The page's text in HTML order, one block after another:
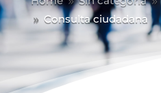
9 Consulta ciudadana